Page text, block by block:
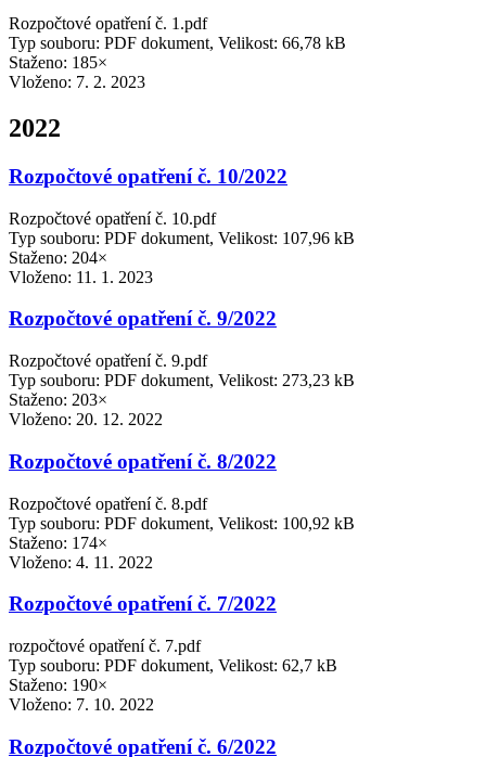
Rozpočtové opatření č. 1.pdf
Typ souboru: PDF dokument, Velikost: 66,78 kB
Staženo: 185×
Vloženo: 7. 2. 2023
2022
Rozpočtové opatření č. 10/2022
Rozpočtové opatření č. 10.pdf
Typ souboru: PDF dokument, Velikost: 107,96 kB
Staženo: 204×
Vloženo: 11. 1. 2023
Rozpočtové opatření č. 9/2022
Rozpočtové opatření č. 9.pdf
Typ souboru: PDF dokument, Velikost: 273,23 kB
Staženo: 203×
Vloženo: 20. 12. 2022
Rozpočtové opatření č. 8/2022
Rozpočtové opatření č. 8.pdf
Typ souboru: PDF dokument, Velikost: 100,92 kB
Staženo: 174×
Vloženo: 4. 11. 2022
Rozpočtové opatření č. 7/2022
rozpočtové opatření č. 7.pdf
Typ souboru: PDF dokument, Velikost: 62,7 kB
Staženo: 190×
Vloženo: 7. 10. 2022
Rozpočtové opatření č. 6/2022